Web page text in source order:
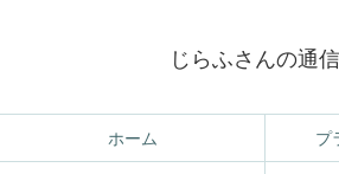
じらふさんの通
ホーム プ